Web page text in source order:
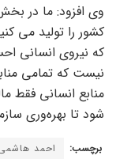
کشور را تولید می
که نیروی انسانی
نیست که تمامی
منابع انسانی فقط
شود تا بهره‌وری
برچسب: احمد